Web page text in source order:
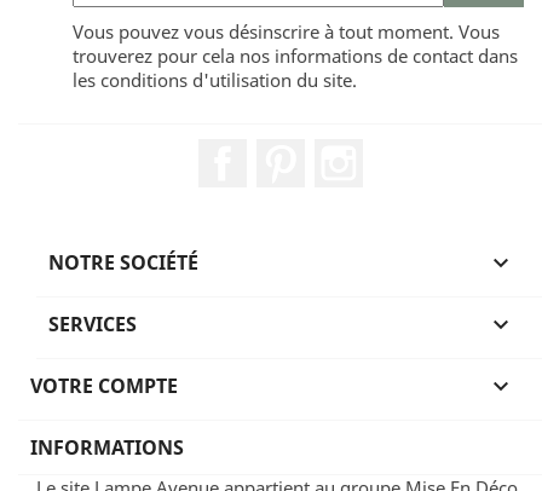
Vous pouvez vous désinscrire à tout moment. Vous
trouverez pour cela nos informations de contact dans
les conditions d'utilisation du site.
NOTRE SOCIÉTÉ 
SERVICES 
VOTRE COMPTE 
INFORMATIONS